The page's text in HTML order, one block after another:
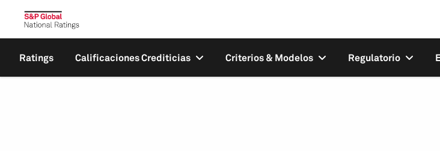
Ratings Calificaciones Crediticias Criterios & Modelos Regulatorio